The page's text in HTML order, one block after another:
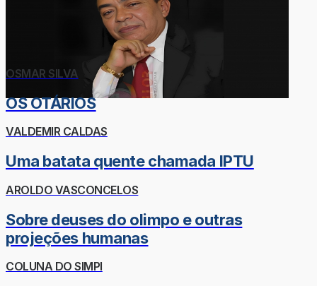
OSMAR SILVA
OS OTÁRIOS
VALDEMIR CALDAS
Uma batata quente chamada IPTU
AROLDO VASCONCELOS
Sobre deuses do olimpo e outras
projeções humanas
COLUNA DO SIMPI